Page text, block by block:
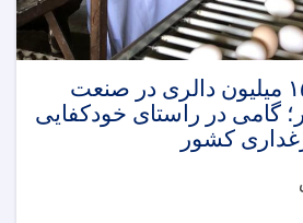
سرمایه‌گذاری ۱۵۰ میلیون دالری در صنعت
گامی در راستای خودکفایی
کشور